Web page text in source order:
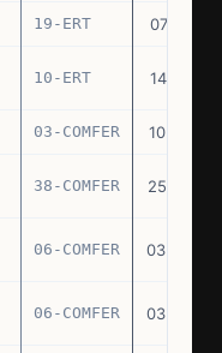
19-ERT 07.10.70
10-ERT 14.07.71
03-COMFER 10.01.73
38-COMFER 25.10.73
06-COMFER 03.05.74
06-COMFER 03.05.74